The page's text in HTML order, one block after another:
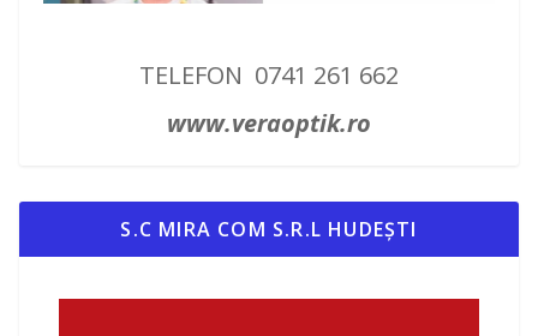
TELEFON 0741 261 662
www.veraoptik.ro
S.C MIRA COM S.R.L HUDEȘTI